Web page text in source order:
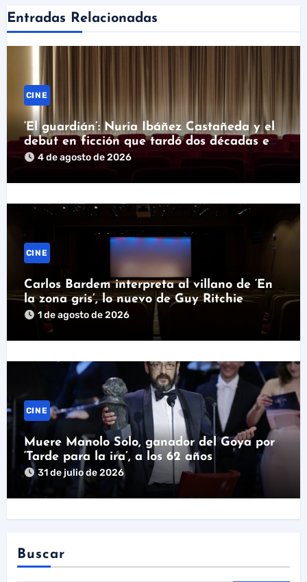
Entradas Relacionadas
CINE
‘El guardián’: Nuria Ibáñez Castañeda y el
debut en ficción que tardó dos décadas en
llegar
4 de agosto de 2026
CINE
Carlos Bardem interpreta al villano de ‘En
la zona gris’, lo nuevo de Guy Ritchie
1 de agosto de 2026
CINE
Muere Manolo Solo, ganador del Goya por
‘Tarde para la ira’, a los 62 años
31 de julio de 2026
Buscar